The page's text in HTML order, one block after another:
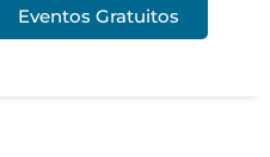
Eventos Gratuitos